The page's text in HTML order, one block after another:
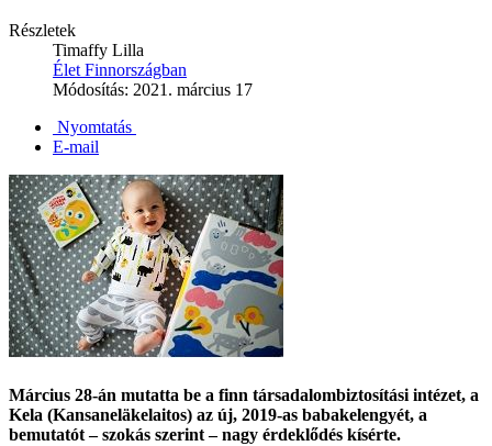
Részletek
Timaffy Lilla
Élet Finnországban
Módosítás: 2021. március 17
Nyomtatás
E-mail
Március 28-án mutatta be a finn társadalombiztosítási intézet, a
Kela (Kansaneläkelaitos) az új, 2019-as babakelengyét, a
bemutatót – szokás szerint – nagy érdeklődés kísérte.